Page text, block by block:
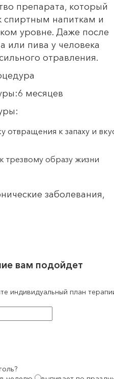
препарата, который
спиртным напиткам и
уровне. Даже после
или пива у человека
отравления.
месяцев
отвращения к запаху и
трезвому образу жизни
заболевания,
вам подойдет
индивидуальный план